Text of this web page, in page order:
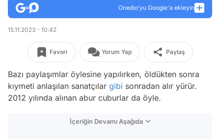
Onedio’yu Google'a ekleyin
15.11.2023 - 10:42
Favori Yorum Yap Paylaş
Bazı paylaşımlar öylesine yapılırken, öldükten sonra
kıymeti anlaşılan sanatçılar gibi sonradan alır yürür.
2012 yılında alınan abur cuburlar da öyle.
İçeriğin Devamı Aşağıda